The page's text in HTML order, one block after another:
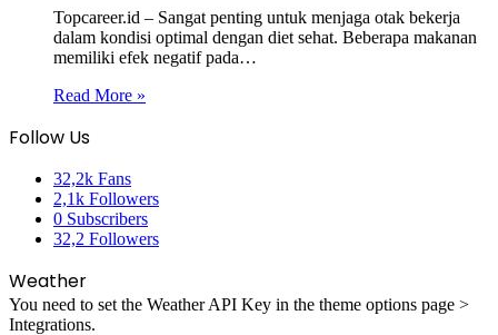
Topcareer.id – Sangat penting untuk menjaga otak bekerja
dalam kondisi optimal dengan diet sehat. Beberapa makanan
memiliki efek negatif pada…
Read More »
Follow Us
32,2k Fans
2,1k Followers
0 Subscribers
32,2 Followers
Weather
You need to set the Weather API Key in the theme options page >
Integrations.